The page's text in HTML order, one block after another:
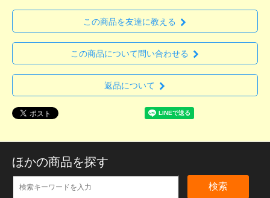
この商品を友達に教える
この商品について問い合わせる
返品について
ほかの商品を探す
検索